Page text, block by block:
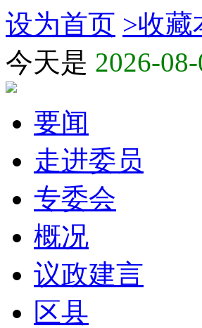
设为首页 >收藏
今天是 2026-
要闻
走进委员
专委会
概况
议政建言
区县